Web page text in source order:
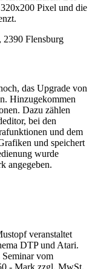
Pixel und die
2390 Flensburg
das Upgrade von
Hinzugekommen
Dazu zählen
bei den
und dem
und speichert
wurde
angegeben.
veranstaltet
DTP und Atari.
Seminar vom
Mark zzgl. MwSt.